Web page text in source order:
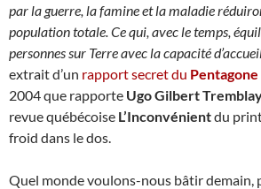
par la guerre, la famine et la maladie
population totale. Ce qui, avec le temps,
personnes sur Terre avec la capacité
extrait d’un rapport secret du Pentagone
2004 que rapporte Ugo Gilbert
revue québécoise L’Inconvénientdu
froid dans le dos.
Quel monde voulons-nous bâtir demain,